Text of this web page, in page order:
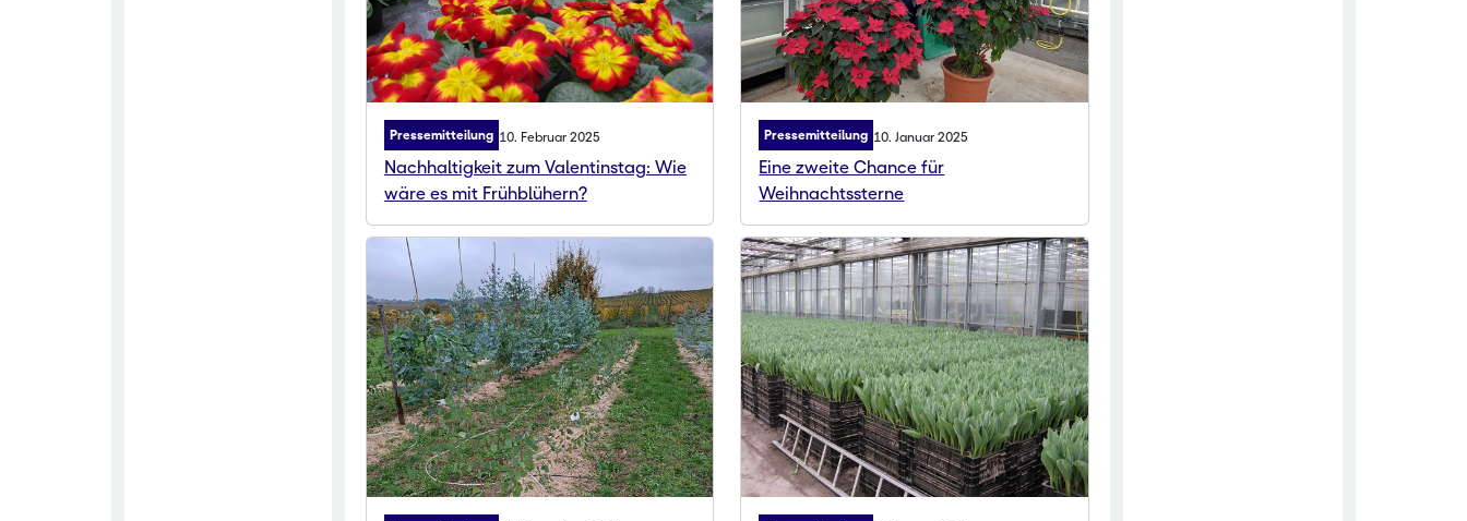
Pressemitteilung 10. Februar 2025
Nachhaltigkeit zum Valentinstag: Wie
wäre es mit Frühblühern?
Pressemitteilung 10. Januar 2025
Eine zweite Chance für
Weihnachtssterne